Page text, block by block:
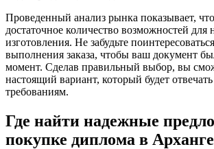
Проведенный анализ рынка показывает,
достаточное количество возможностей для
изготовления. Не забудьте
выполнения заказа, чтобы ваш документ
момент. Сделав правильный выбор, вы
настоящий вариант, который будет
требованиям.
Где найти надежные
покупке диплома в